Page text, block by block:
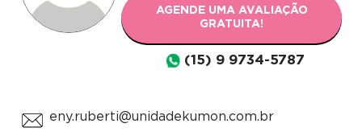
AGENDE UMA AVALIAÇÃO
GRATUITA!
(15) 9 9734-5787
eny.ruberti@unidadekumon.com.br